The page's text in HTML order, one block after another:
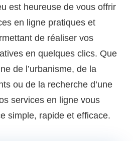
est heureuse de vous offrir
en ligne pratiques et
de réaliser vos
en quelques clics. Que
de l’urbanisme, de la
ou de la recherche d’une
services en ligne vous
simple, rapide et efficace.